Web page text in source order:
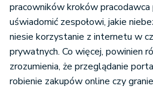
pracowników kroków
uświadomić zespołowi, jakie
niesie korzystanie z internetu w
prywatnych. Co więcej, powinien
zrozumienia, że przeglądanie
robienie zakupów online czy